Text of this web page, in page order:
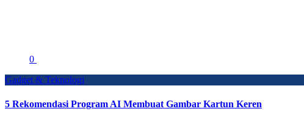
0
Gadget & Teknologi
5 Rekomendasi Program AI Membuat Gambar Kartun Keren